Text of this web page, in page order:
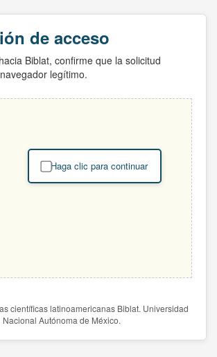
de acceso
Biblat, confirme que la solicitud
legítimo.
Haga clic para continuar
científicas latinoamericanas Biblat. Universidad
Nacional Autónoma de México.